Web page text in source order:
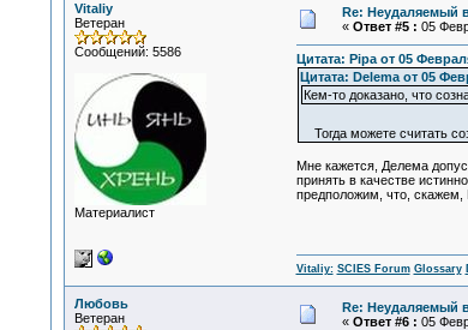
Vitaliy
Ветеран
Сообщений: 5586
Материалист
Re: Неудаляемый
« Ответ #5 : 05
Цитата: Pipa от 05
Цитата: Delema от 05
Кем-то доказано, что
Тогда можете считать
Мне кажется, Делема
принять в качестве
предположим, что, скажем,
Vitaliy: SCIES Forum Glossary
Любовь
Ветеран
Re: Неудаляемый
« Ответ #6 : 05